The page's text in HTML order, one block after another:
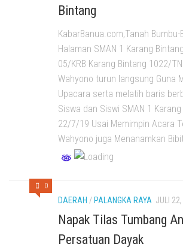
Bintang
KabarBanua.com,Tanah
Halaman SMAN 1 Karang
05/KRB Karang Bintang 1022/
Wahyono turun langsung Guna
Upacara serta melatih baris
Siswa dan Siswi SMAN 1
22/7/19 Usai Memimpin Acara
Wahyono juga Menanamkan
0
DAERAH / PALANGKA RAYA JULI
Napak Tilas Tumbang
Persatuan Dayak